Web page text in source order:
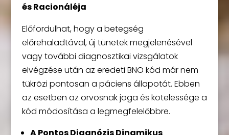
és Racionáléja
Előfordulhat, hogy a betegség
előrehaladtával, új tünetek megjelenésével
vagy további diagnosztikai vizsgálatok
elvégzése után az eredeti BNO kód már nem
tükrözi pontosan a páciens állapotát. Ebben
az esetben az orvosnak joga és kötelessége a
kód módosítása a legmegfelelőbbre.